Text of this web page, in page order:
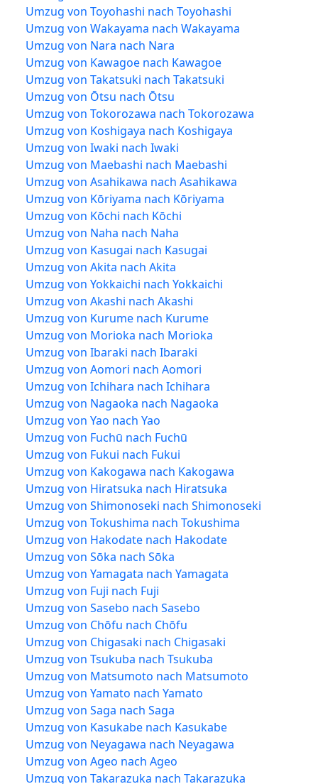
Umzug von Toyohashi nach Toyohashi
Umzug von Wakayama nach Wakayama
Umzug von Nara nach Nara
Umzug von Kawagoe nach Kawagoe
Umzug von Takatsuki nach Takatsuki
Umzug von Ōtsu nach Ōtsu
Umzug von Tokorozawa nach Tokorozawa
Umzug von Koshigaya nach Koshigaya
Umzug von Iwaki nach Iwaki
Umzug von Maebashi nach Maebashi
Umzug von Asahikawa nach Asahikawa
Umzug von Kōriyama nach Kōriyama
Umzug von Kōchi nach Kōchi
Umzug von Naha nach Naha
Umzug von Kasugai nach Kasugai
Umzug von Akita nach Akita
Umzug von Yokkaichi nach Yokkaichi
Umzug von Akashi nach Akashi
Umzug von Kurume nach Kurume
Umzug von Morioka nach Morioka
Umzug von Ibaraki nach Ibaraki
Umzug von Aomori nach Aomori
Umzug von Ichihara nach Ichihara
Umzug von Nagaoka nach Nagaoka
Umzug von Yao nach Yao
Umzug von Fuchū nach Fuchū
Umzug von Fukui nach Fukui
Umzug von Kakogawa nach Kakogawa
Umzug von Hiratsuka nach Hiratsuka
Umzug von Shimonoseki nach Shimonoseki
Umzug von Tokushima nach Tokushima
Umzug von Hakodate nach Hakodate
Umzug von Sōka nach Sōka
Umzug von Yamagata nach Yamagata
Umzug von Fuji nach Fuji
Umzug von Sasebo nach Sasebo
Umzug von Chōfu nach Chōfu
Umzug von Chigasaki nach Chigasaki
Umzug von Tsukuba nach Tsukuba
Umzug von Matsumoto nach Matsumoto
Umzug von Yamato nach Yamato
Umzug von Saga nach Saga
Umzug von Kasukabe nach Kasukabe
Umzug von Neyagawa nach Neyagawa
Umzug von Ageo nach Ageo
Umzug von Takarazuka nach Takarazuka